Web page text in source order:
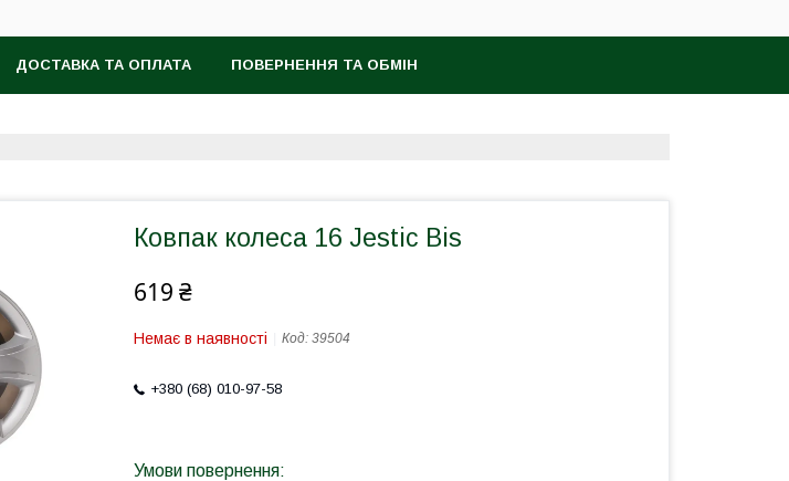
ДОСТАВКА ТА ОПЛАТА ПОВЕРНЕННЯ ТА ОБМІН
Ковпак колеса 16 Jestic Bis
619 ₴
Немає в наявності Код: 39504
+380 (68) 010-97-58